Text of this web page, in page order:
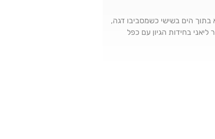
נמצא בתוך הים בשישי כשמסביבו דגה,
ליאני בחידות הגיון עם כפל